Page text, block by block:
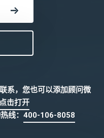
系，您也可以添加顾问微
点击打开
线： 400-106-8058